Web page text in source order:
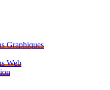
Graphiques
Web